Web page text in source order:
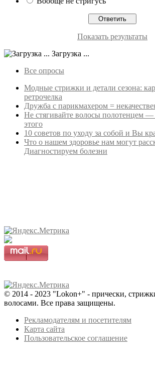
Показать результаты
Загрузка ...
Все опросы
Модные стрижки и детали сезона:
ретрочелка
Дружба с парикмахером =
Не стягивайте волосы полотенцем —
этого
10 советов по уходу за собой и Вы
Что о нашем здоровье нам могут
Диагностируем болезни
© 2014 - 2023 "Lokon+" - прически,
волосами. Все права защищены.
Рекламодателям и посетителям
Карта сайта
Пользовательское соглашение